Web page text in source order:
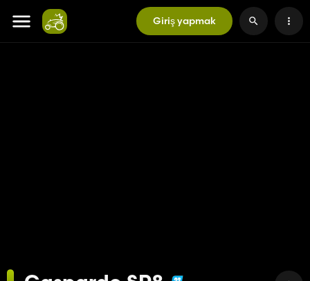
Giriş yapmak